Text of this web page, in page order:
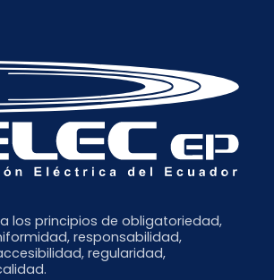
los principios de obligatoriedad,
responsabilidad,
regularidad,